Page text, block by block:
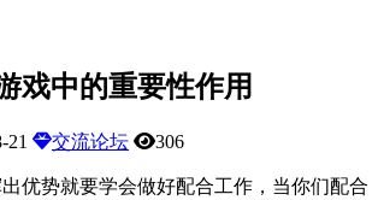
戏中的重要性作用
21 交流论坛 306
优势就要学会做好配合工作，当你们配合